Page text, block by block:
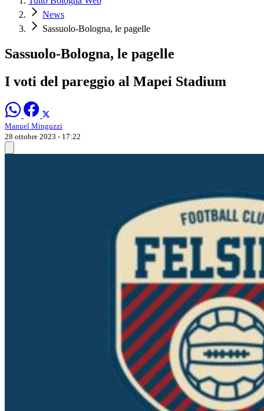
News
Sassuolo-Bologna, le pagelle
Sassuolo-Bologna, le pagelle
I voti del pareggio al Mapei Stadium
Manuel Minguzzi
28 ottobre 2023 - 17:22